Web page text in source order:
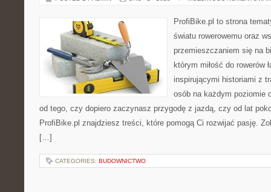
ProfiBike.pl to strona
światu rowerowemu oraz
przemieszczaniem się na
którym miłość do rowerów
inspirującymi historiami z
osób na każdym poziomie
od tego, czy dopiero zaczynasz przygodę z jazdą, czy od lat
ProfiBike.pl znajdziesz treści, które pomogą Ci rozwijać pasję.
[…]
CATEGORIES: BUDOWNICTWO